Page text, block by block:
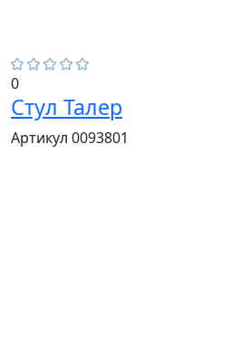
0
Стул Талер
Артикул 0093801